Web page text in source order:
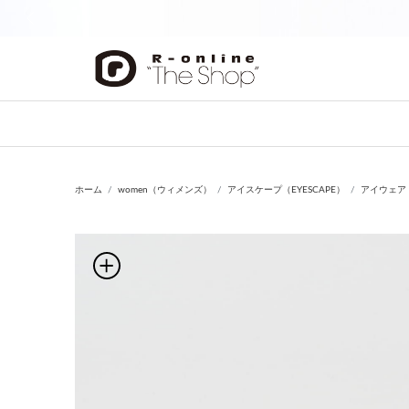
ホーム women（ウィメンズ） アイスケープ（EYESCAPE） アイウェア